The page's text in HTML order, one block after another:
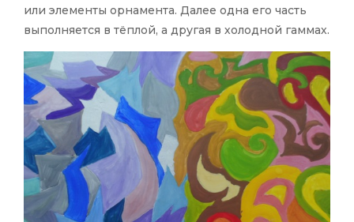
или элементы орнамента. Далее одна его часть
выполняется в тёплой, а другая в холодной гаммах.